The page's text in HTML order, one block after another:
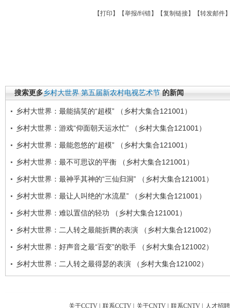
【打印 】【举报/纠错】【复制链接】【转发邮件
搜索更多乡村大世界 第五届新农村电视艺术节 的新闻
乡村大世界：最能搞笑的“超模” （乡村大集合121001）
乡村大世界：游戏“仰面朝天运水忙” （乡村大集合121001）
乡村大世界：最能忽悠的“超模” （乡村大集合121001）
乡村大世界：最不可思议的平衡 （乡村大集合121001）
乡村大世界：最神乎其神的“三仙归洞” （乡村大集合121001）
乡村大世界：最让人叫绝的“水流星” （乡村大集合121001）
乡村大世界：难以置信的轻功 （乡村大集合121001）
乡村大世界：二人转之最能折腾的表演 （乡村大集合121002）
乡村大世界：好声音之最“百变”的歌手 （乡村大集合121002）
乡村大世界：二人转之最得瑟的表演 （乡村大集合121002）
关于CCTV 联系CCTV 关于CNTV 联系CNTV 人才招聘